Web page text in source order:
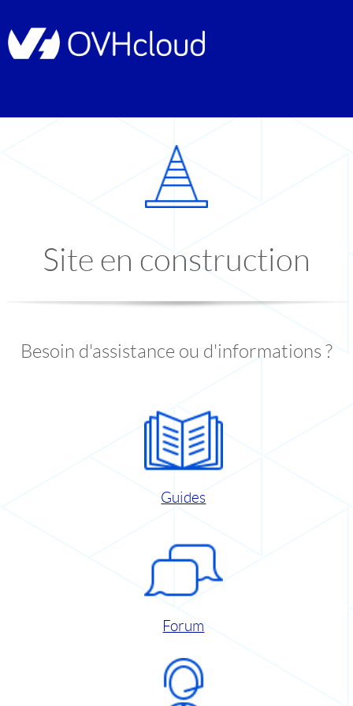
Site en construction
Besoin d'assistance ou d'informations ?
Guides
Forum